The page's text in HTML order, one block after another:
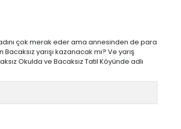
çok merak eder ama annesinden de para
yarışı kazanacak mı? Ve yarış
Okulda ve Bacaksız Tatil Köyünde adlı